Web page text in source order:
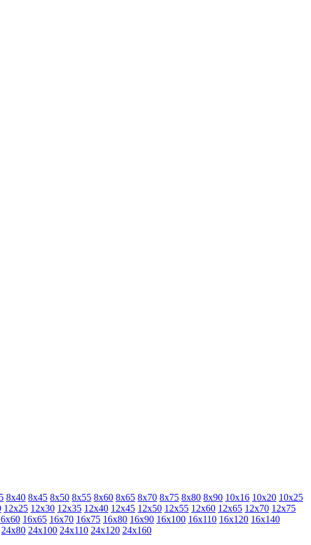
8х40 8х45 8х50 8х55 8х60 8х65 8х70 8х75 8х80 8х90 10х16 10х20 10х25
12х25 12х30 12х35 12х40 12х45 12х50 12х55 12х60 12х65 12х70 12х75
16х65 16х70 16х75 16х80 16х90 16х100 16х110 16х120 16х140
24х80 24х100 24х110 24х120 24х160